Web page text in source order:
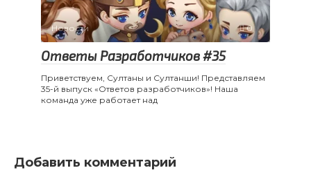
Новости 0
Ответы Разработчиков #35
Приветствуем, Султаны и Султанши! Представляем
35-й выпуск «Ответов разработчиков»! Наша
команда уже работает над
Добавить комментарий